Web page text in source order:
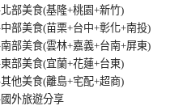
北部美食(基隆+桃園+新竹)
中部美食(苗栗+台中+彰化+南投)
南部美食(雲林+嘉義+台南+屏東)
東部美食(宜蘭+花蓮+台東)
其他美食(離島+宅配+超商)
國外旅遊分享